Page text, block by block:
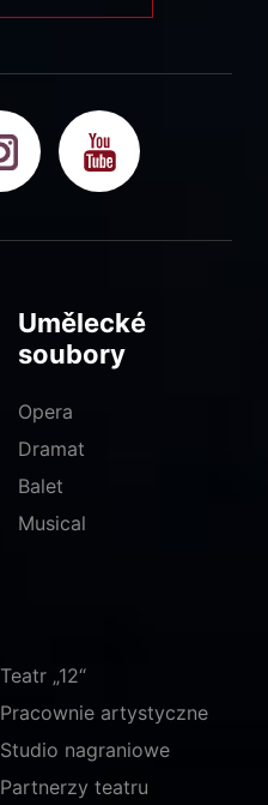
Umělecké
soubory
Opera
Dramat
Balet
Musical
Teatr „12“
Pracownie artystyczne
Studio nagraniowe
Partnerzy teatru